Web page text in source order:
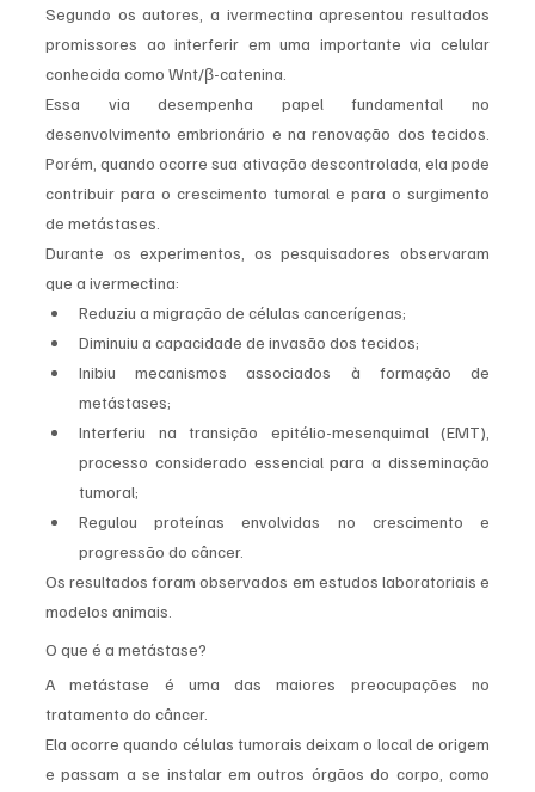
Segundo os autores, a ivermectina apresentou resultados
promissores ao interferir em uma importante via celular
conhecida como Wnt/β-catenina.
Essa via desempenha papel fundamental no
desenvolvimento embrionário e na renovação dos tecidos.
Porém, quando ocorre sua ativação descontrolada, ela pode
contribuir para o crescimento tumoral e para o surgimento
de metástases.
Durante os experimentos, os pesquisadores observaram
que a ivermectina:
Reduziu a migração de células cancerígenas;
Diminuiu a capacidade de invasão dos tecidos;
Inibiu mecanismos associados à formação de
metástases;
Interferiu na transição epitélio-mesenquimal (EMT),
processo considerado essencial para a disseminação
tumoral;
Regulou proteínas envolvidas no crescimento e
progressão do câncer.
Os resultados foram observados em estudos laboratoriais e
modelos animais.
O que é a metástase?
A metástase é uma das maiores preocupações no
tratamento do câncer.
Ela ocorre quando células tumorais deixam o local de origem
e passam a se instalar em outros órgãos do corpo, como